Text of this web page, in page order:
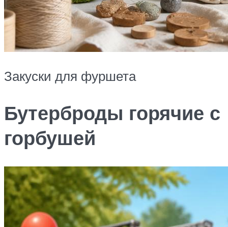
Закуски для фуршета
Бутерброды горячие с
горбушей